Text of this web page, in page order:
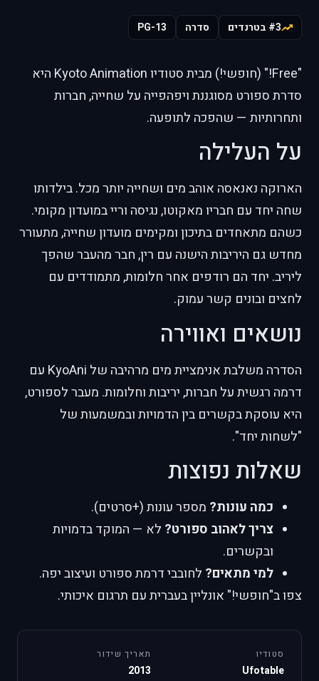
#3 בטרנדים סדרה PG-13
"Free!" (חופשי!) מבית סטודיו Kyoto Animation היא
סדרת ספורט מסוגננת ויפהפייה על שחייה, חברות
ותחרותיות — שהפכה לתופעה.
על העלילה
הארוקה נאנאסה אוהב מים ושחייה יותר מכל. בילדותו
שחה יחד עם חבריו מאקוטו, נגיסה וריי במועדון מקומי.
כשהם מתאחדים בתיכון ומקימים מועדון שחייה, מתעורר
מחדש גם היריבות הישנה עם רין, חבר מהעבר שהפך
ליריב. יחד הם רודפים אחר חלומות, מתמודדים עם
לחצים ובונים קשר עמוק.
נושאים ואווירה
הסדרה משלבת אנימציית מים מרהיבה של KyoAni עם
דרמה רגשית על חברות, יריבות וחלומות. מעבר לספורט,
היא עוסקת בקשרים בין הדמויות ובמשמעות של
"לשחות יחד".
שאלות נפוצות
כמה עונות? מספר עונות (+סרטים).
צריך לאהוב ספורט? לא — המוקד בדמויות
ובקשרים.
למי מתאים? לחובבי דרמת ספורט ועיצוב יפה.
צפו ב"חופשי!" אונליין בעברית עם תרגום איכותי.
סטודיו
Ufotable
תאריך שידור
2013